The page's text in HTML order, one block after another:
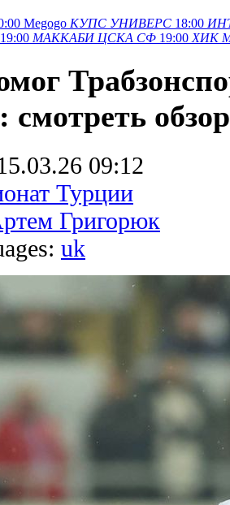
Megogo КУПС УНИВЕРС 18:00
19:00 МАККАБИ ЦСКА СФ 19:00 ХИК
смотреть
09:12
Турции
Григорюк
uk